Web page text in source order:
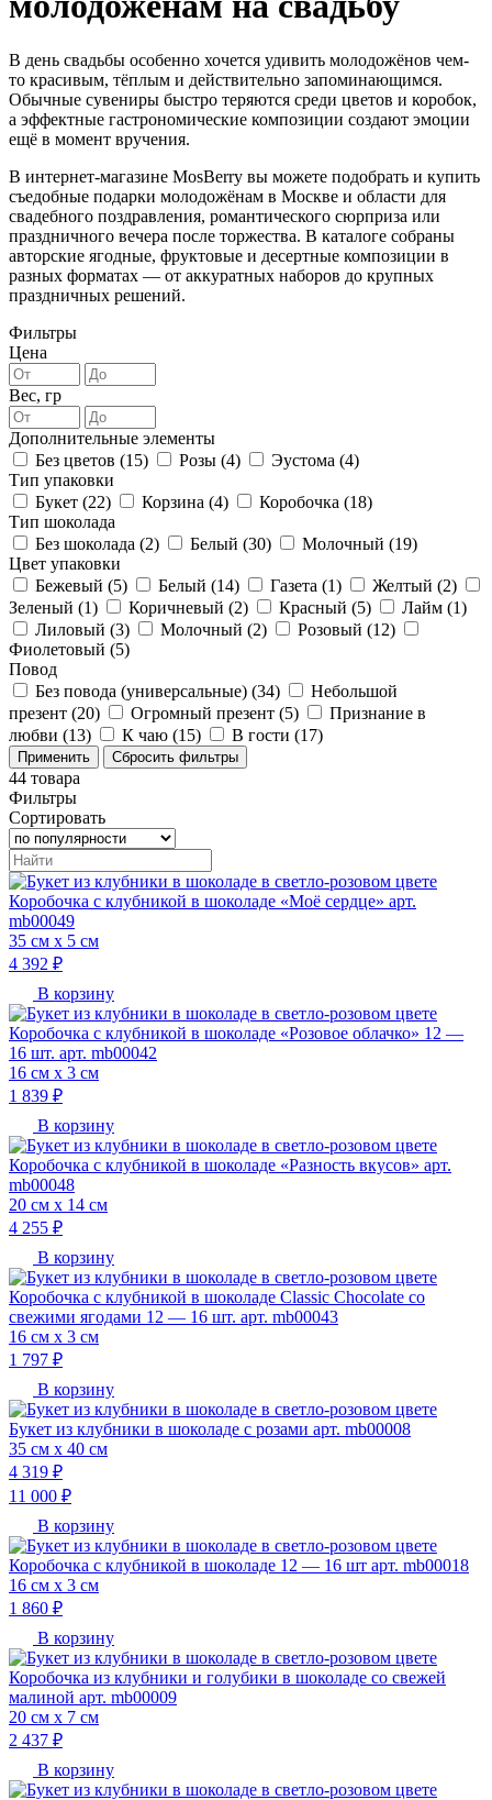
В день свадьбы особенно хочется удивить молодожёнов чем-
то красивым, тёплым и действительно запоминающимся.
Обычные сувениры быстро теряются среди цветов и коробок,
а эффектные гастрономические композиции создают эмоции
ещё в момент вручения.
В интернет-магазине MosBerry вы можете подобрать и купить
съедобные подарки молодожёнам в Москве и области для
свадебного поздравления, романтического сюрприза или
праздничного вечера после торжества. В каталоге собраны
авторские ягодные, фруктовые и десертные композиции в
разных форматах — от аккуратных наборов до крупных
праздничных решений.
Фильтры
Цена
Вес, гр
Дополнительные элементы
Без цветов (15) Розы (4) Эустома (4)
Тип упаковки
Букет (22) Корзина (4) Коробочка (18)
Тип шоколада
Без шоколада (2) Белый (30) Молочный (19)
Цвет упаковки
Бежевый (5) Белый (14) Газета (1) Желтый (2)
Зеленый (1) Коричневый (2) Красный (5) Лайм (1)
Лиловый (3) Молочный (2) Розовый (12)
Фиолетовый (5)
Повод
Без повода (универсальные) (34)
Небольшой
презент (20) Огромный презент (5)
Признание в
любви (13) К чаю (15) В гости (17)
44 товара
Фильтры
Сортировать
Коробочка с клубникой в шоколаде «Моё сердце» арт.
mb00049
35 см х 5 см
4 392 ₽
В корзину
Коробочка с клубникой в шоколаде «Розовое облачко» 12 —
16 шт. арт. mb00042
16 см х 3 см
1 839 ₽
В корзину
Коробочка с клубникой в шоколаде «Разность вкусов» арт.
mb00048
20 см х 14 см
4 255 ₽
В корзину
Коробочка с клубникой в шоколаде Classic Chocolate со
свежими ягодами 12 — 16 шт. арт. mb00043
16 см х 3 см
1 797 ₽
В корзину
Букет из клубники в шоколаде с розами арт. mb00008
35 см х 40 см
4 319 ₽
11 000 ₽
В корзину
Коробочка с клубникой в шоколаде 12 — 16 шт арт. mb00018
16 см х 3 см
1 860 ₽
В корзину
Коробочка из клубники и голубики в шоколаде со свежей
малиной арт. mb00009
20 см х 7 см
2 437 ₽
В корзину